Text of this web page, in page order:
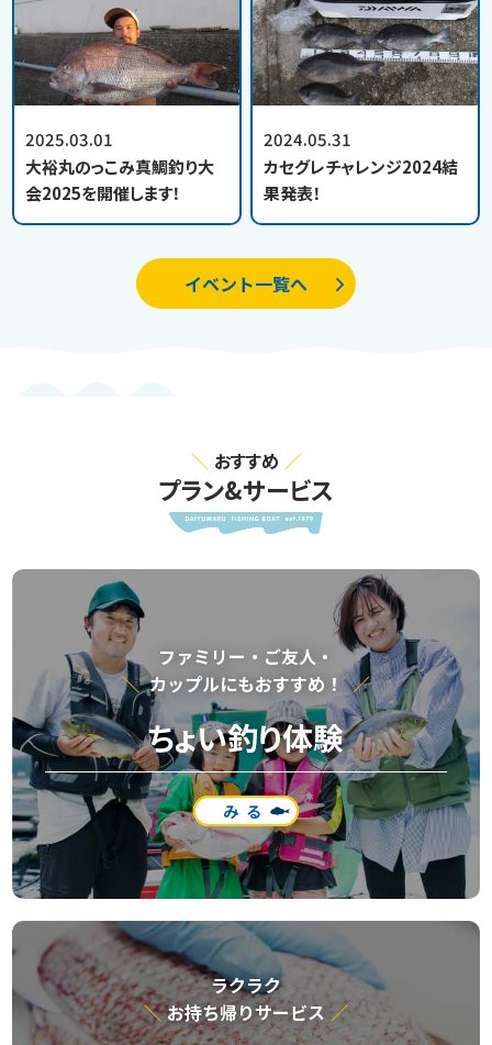
2025.03.01
大裕丸のっこみ真鯛釣り大
会2025を開催します！
2024.05.31
カセグレチャレンジ2024結
果発表！
イベント一覧へ
おすすめ
プラン&サービス
ファミリー・ご友⼈・
カップルにもおすすめ！
ちょい釣り体験
みる
ラクラク
お持ち帰りサービス